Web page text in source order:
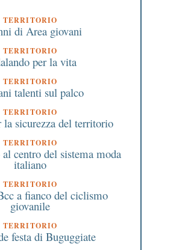
TERRITORIO
di Area giovani
TERRITORIO
per la vita
TERRITORIO
talenti sul palco
TERRITORIO
la sicurezza del territorio
TERRITORIO
centro del sistema moda
italiano
TERRITORIO
a fianco del ciclismo
giovanile
TERRITORIO
festa di Buguggiate